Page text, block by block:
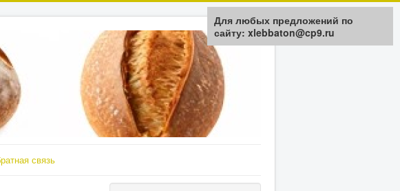
связь
Для любых предложений по
сайту: xlebbaton@cp9.ru